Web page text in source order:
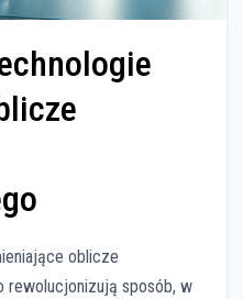
oblicze
rewolucjonizują sposób, w